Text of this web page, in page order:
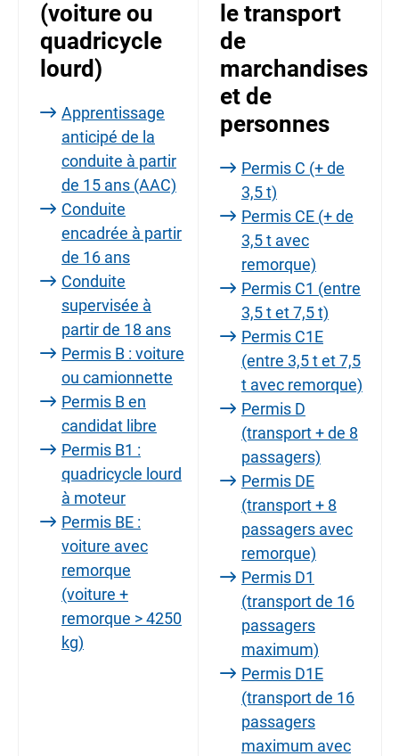
(voiture ou
quadricycle
lourd)
Apprentissage
anticipé de la
conduite à partir
de 15 ans (AAC)
Conduite
encadrée à partir
de 16 ans
Conduite
supervisée à
partir de 18 ans
Permis B : voiture
ou camionnette
Permis B en
candidat libre
Permis B1 :
quadricycle lourd
à moteur
Permis BE :
voiture avec
remorque
(voiture +
remorque > 4250
kg)
le transport
de
marchandises
et de
personnes
Permis C (+ de
3,5 t)
Permis CE (+ de
3,5 t avec
remorque)
Permis C1 (entre
3,5 t et 7,5 t)
Permis C1E
(entre 3,5 t et 7,5
t avec remorque)
Permis D
(transport + de 8
passagers)
Permis DE
(transport + 8
passagers avec
remorque)
Permis D1
(transport de 16
passagers
maximum)
Permis D1E
(transport de 16
passagers
maximum avec